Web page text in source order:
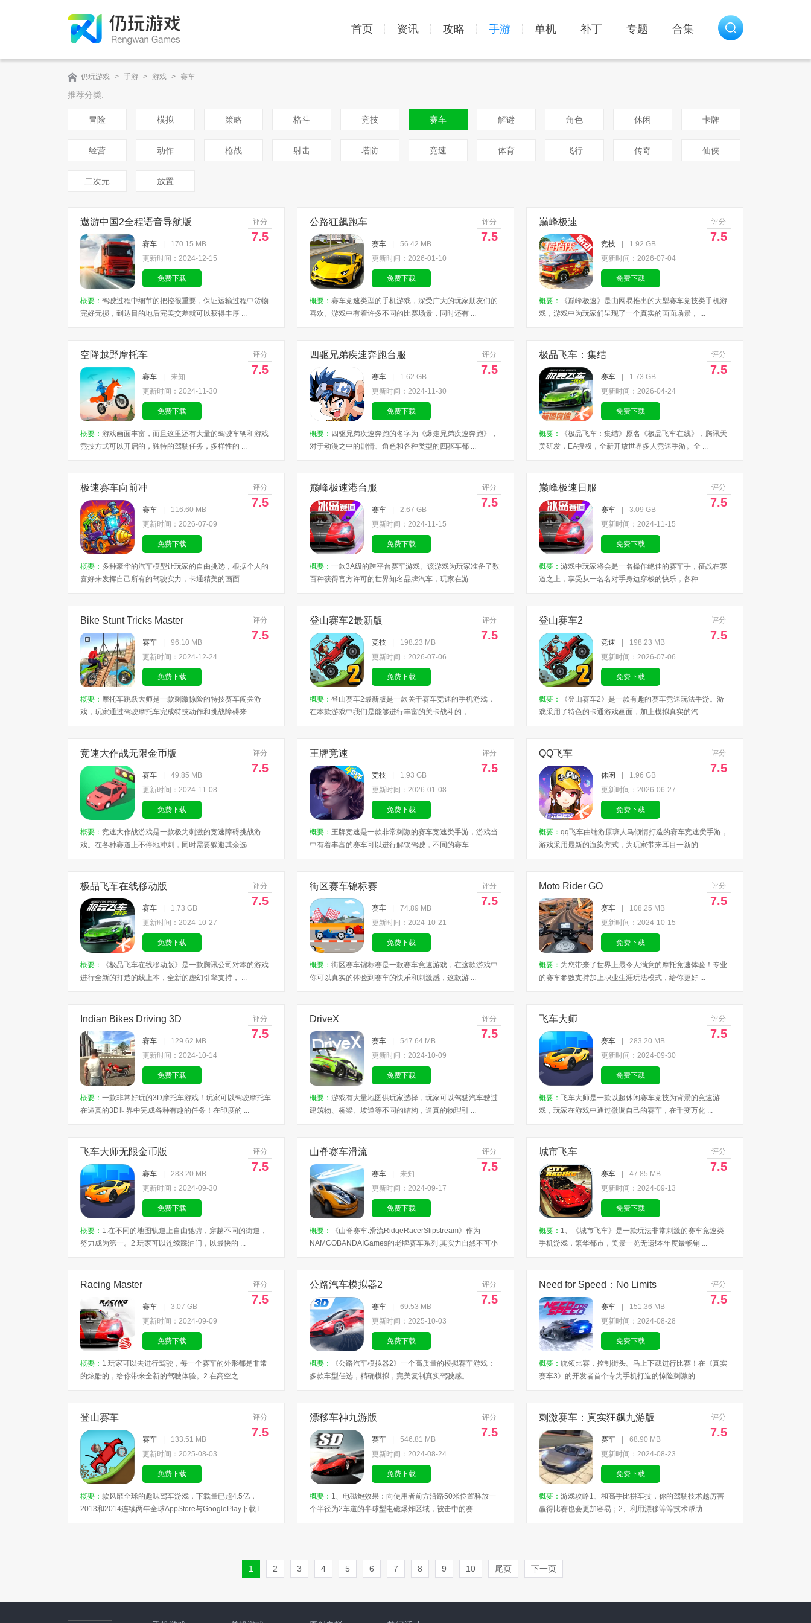
首页 资讯 攻略 手游 单机 补丁 专题 合集
仍玩游戏 > 手游 > 游戏 > 赛车
推荐分类:
冒险 模拟 策略 格斗 竞技 赛车 解谜 角色 休闲 卡牌
经营 动作 枪战 射击 塔防 竞速 体育 飞行 传奇 仙侠
二次元 放置
遨游中国2全程语音导航版 评分
7.5
赛车
170.15 MB
更新时间：2024-12-15
免费下载
概要： 驾驶过程中细节的把控很重要，保证运输过程中货物
完好无损，到达目的地后完美交差就可以获得丰厚 ...
公路狂飙跑车 评分
7.5
赛车
56.42 MB
更新时间：2026-01-10
免费下载
概要： 赛车竞速类型的手机游戏，深受广大的玩家朋友们的
喜欢。游戏中有着许多不同的比赛场景，同时还有 ...
巅峰极速 评分
7.5
竞技
1.92 GB
更新时间：2026-07-04
免费下载
概要：
《巅峰极速》是由网易推出的大型赛车竞技类手机游
戏，游戏中为玩家们呈现了一个真实的画面场景， ...
空降越野摩托车 评分
7.5
赛车
未知
更新时间：2024-11-30
免费下载
概要： 游戏画面丰富，而且这里还有大量的驾驶车辆和游戏
竞技方式可以开启的，独特的驾驶任务，多样性的 ...
四驱兄弟疾速奔跑台服 评分
7.5
赛车
1.62 GB
更新时间：2024-11-30
免费下载
概要： 四驱兄弟疾速奔跑的名字为《爆走兄弟疾速奔跑》，
对于动漫之中的剧情、角色和各种类型的四驱车都 ...
极品飞车：集结 评分
7.5
赛车
1.73 GB
更新时间：2026-04-24
免费下载
概要：
《极品飞车：集结》原名《极品飞车在线》，腾讯天
美研发，EA授权，全新开放世界多人竞速手游。全 ...
极速赛车向前冲 评分
7.5
赛车
116.60 MB
更新时间：2026-07-09
免费下载
概要： 多种豪华的汽车模型让玩家的自由挑选，根据个人的
喜好来发挥自己所有的驾驶实力，卡通精美的画面 ...
巅峰极速港台服 评分
7.5
赛车
2.67 GB
更新时间：2024-11-15
免费下载
概要： 一款3A级的跨平台赛车游戏。该游戏为玩家准备了数
百种获得官方许可的世界知名品牌汽车，玩家在游 ...
巅峰极速日服 评分
7.5
赛车
3.09 GB
更新时间：2024-11-15
免费下载
概要： 游戏中玩家将会是一名操作绝佳的赛车手，征战在赛
道之上，享受从一名名对手身边穿梭的快乐，各种 ...
Bike Stunt Tricks Master 评分
7.5
赛车
96.10 MB
更新时间：2024-12-24
免费下载
概要： 摩托车跳跃大师是一款刺激惊险的特技赛车闯关游
戏，玩家通过驾驶摩托车完成特技动作和挑战障碍来 ...
登山赛车2最新版 评分
7.5
竞技
198.23 MB
更新时间：2026-07-06
免费下载
概要： 登山赛车2最新版是一款关于赛车竞速的手机游戏，
在本款游戏中我们是能够进行丰富的关卡战斗的， ...
登山赛车2 评分
7.5
竞速
198.23 MB
更新时间：2026-07-06
免费下载
概要：
《登山赛车2》是一款有趣的赛车竞速玩法手游。游
戏采用了特色的卡通游戏画面，加上模拟真实的汽 ...
竞速大作战无限金币版 评分
7.5
赛车
49.85 MB
更新时间：2024-11-08
免费下载
概要： 竞速大作战游戏是一款极为刺激的竞速障碍挑战游
戏。在各种赛道上不停地冲刺，同时需要躲避其余选 ...
王牌竞速 评分
7.5
竞技
1.93 GB
更新时间：2026-01-08
免费下载
概要： 王牌竞速是一款非常刺激的赛车竞速类手游，游戏当
中有着丰富的赛车可以进行解锁驾驶，不同的赛车 ...
QQ飞车 评分
7.5
休闲
1.96 GB
更新时间：2026-06-27
免费下载
概要： qq飞车由端游原班人马倾情打造的赛车竞速类手游，
游戏采用最新的渲染方式，为玩家带来耳目一新的 ...
极品飞车在线移动版 评分
7.5
赛车
1.73 GB
更新时间：2024-10-27
免费下载
概要：
《极品飞车在线移动版》是一款腾讯公司对本的游戏
进行全新的打造的线上本，全新的虚幻引擎支持， ...
街区赛车锦标赛 评分
7.5
赛车
74.89 MB
更新时间：2024-10-21
免费下载
概要： 街区赛车锦标赛是一款赛车竞速游戏，在这款游戏中
你可以真实的体验到赛车的快乐和刺激感，这款游 ...
Moto Rider GO 评分
7.5
赛车
108.25 MB
更新时间：2024-10-15
免费下载
概要： 为您带来了世界上最令人满意的摩托竞速体验！专业
的赛车参数支持加上职业生涯玩法模式，给你更好 ...
Indian Bikes Driving 3D 评分
7.5
赛车
129.62 MB
更新时间：2024-10-14
免费下载
概要： 一款非常好玩的3D摩托车游戏！玩家可以驾驶摩托车
在逼真的3D世界中完成各种有趣的任务！在印度的 ...
DriveX 评分
7.5
赛车
547.64 MB
更新时间：2024-10-09
免费下载
概要： 游戏有大量地图供玩家选择，玩家可以驾驶汽车驶过
建筑物、桥梁、坡道等不同的结构，逼真的物理引 ...
飞车大师 评分
7.5
赛车
283.20 MB
更新时间：2024-09-30
免费下载
概要： 飞车大师是一款以超休闲赛车竞技为背景的竞速游
戏，玩家在游戏中通过微调自己的赛车，在千变万化 ...
飞车大师无限金币版 评分
7.5
赛车
283.20 MB
更新时间：2024-09-30
免费下载
概要： 1.在不同的地图轨道上自由驰骋，穿越不同的街道，
努力成为第一。2.玩家可以连续踩油门，以最快的 ...
山脊赛车滑流 评分
7.5
赛车
未知
更新时间：2024-09-17
免费下载
概要：
《山脊赛车:滑流RidgeRacerSlipstream》作为
NAMCOBANDAIGames的老牌赛车系列,其实力自然不可小
城市飞车 评分
7.5
赛车
47.85 MB
更新时间：2024-09-13
免费下载
概要： 1、《城市飞车》是一款玩法非常刺激的赛车竞速类
手机游戏，繁华都市，美景一览无遗!本年度最畅销 ...
Racing Master 评分
7.5
赛车
3.07 GB
更新时间：2024-09-09
免费下载
概要： 1.玩家可以去进行驾驶，每一个赛车的外形都是非常
的炫酷的，给你带来全新的驾驶体验。2.在高空之 ...
公路汽车模拟器2 评分
7.5
赛车
69.53 MB
更新时间：2025-10-03
免费下载
概要：
《公路汽车模拟器2》一个高质量的模拟赛车游戏：
多款车型任选，精确模拟，完美复制真实驾驶感。 ...
Need for Speed：No Limits 评分
7.5
赛车
151.36 MB
更新时间：2024-08-28
免费下载
概要： 统领比赛，控制街头。马上下载进行比赛！在《真实
赛车3》的开发者首个专为手机打造的惊险刺激的 ...
登山赛车 评分
7.5
赛车
133.51 MB
更新时间：2025-08-03
免费下载
概要： 款风靡全球的趣味驾车游戏，下载量已超4.5亿，
2013和2014连续两年全球AppStore与GooglePlay下载T ...
漂移车神九游版 评分
7.5
赛车
546.81 MB
更新时间：2024-08-24
免费下载
概要： 1、电磁炮效果：向使用者前方沿路50米位置释放一
个半径为2车道的半球型电磁爆炸区域，被击中的赛 ...
刺激赛车：真实狂飙九游版 评分
7.5
赛车
68.90 MB
更新时间：2024-08-23
免费下载
概要： 游戏攻略1、和高手比拼车技，你的驾驶技术越厉害
赢得比赛也会更加容易；2、利用漂移等等技术帮助 ...
1 2 3 4 5 6 7 8 9 10 尾页 下一页